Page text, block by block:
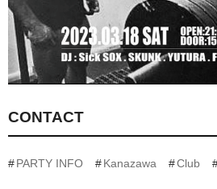
CONTACT
PARTY INFO Kanazawa Club